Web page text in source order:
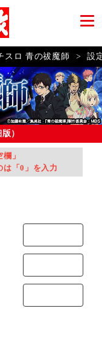
スロ 青の祓魔師 > 設
）
」
「0」を入力